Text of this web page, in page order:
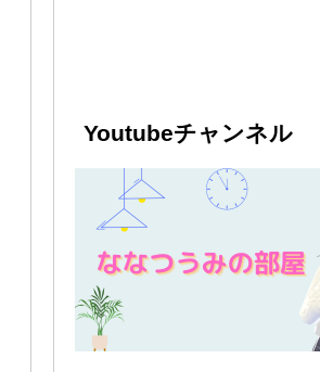
Youtubeチャンネル